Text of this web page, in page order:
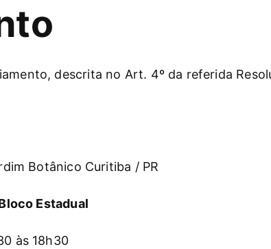
descrita no Art. 4º da referida
Botânico Curitiba / PR
Estadual
às 18h30